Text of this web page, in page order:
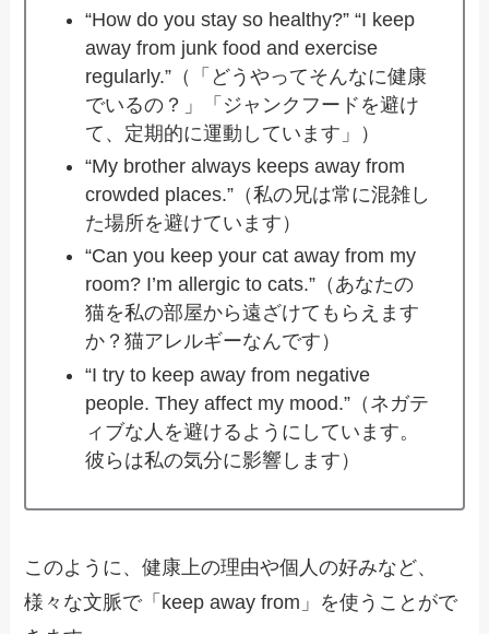
“How do you stay so healthy?” “I keep
away from junk food and exercise
regularly.”（「どうやってそんなに健康
でいるの？」「ジャンクフードを避け
て、定期的に運動しています」）
“My brother always keeps away from
crowded places.”（私の兄は常に混雑し
た場所を避けています）
“Can you keep your cat away from my
room? I’m allergic to cats.”（あなたの
猫を私の部屋から遠ざけてもらえます
か？猫アレルギーなんです）
“I try to keep away from negative
people. They affect my mood.”（ネガテ
ィブな人を避けるようにしています。
彼らは私の気分に影響します）
このように、健康上の理由や個人の好みなど、
様々な文脈で「keep away from」を使うことがで